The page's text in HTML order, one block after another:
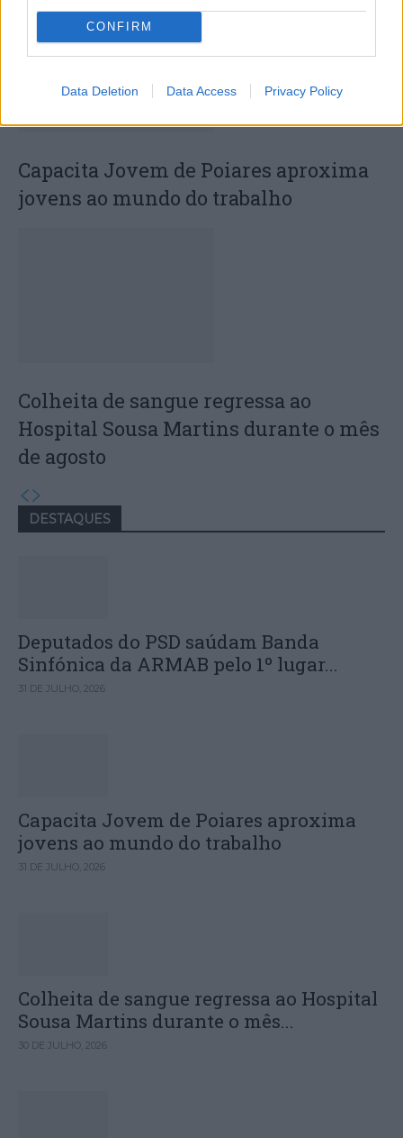
CONFIRM
Data Deletion Data Access Privacy Policy
Capacita Jovem de Poiares aproxima
jovens ao mundo do trabalho
Colheita de sangue regressa ao
Hospital Sousa Martins durante o mês
de agosto
DESTAQUES
Deputados do PSD saúdam Banda
Sinfónica da ARMAB pelo 1º lugar...
31 DE JULHO, 2026
Capacita Jovem de Poiares aproxima
jovens ao mundo do trabalho
31 DE JULHO, 2026
Colheita de sangue regressa ao Hospital
Sousa Martins durante o mês...
30 DE JULHO, 2026